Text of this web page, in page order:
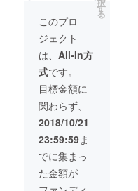
認をお
電話に
て確認
を行い
ます 3.
撮影日
当日 撮
影サー
ビスを
一日体
験しな
がら楽
しんで
くださ
い！ 4.
撮影
データ
お手数ですがエ
ミィに無料登録
後閲覧していけ
ます 6.お好きな
写真を選んでお
好きなだけお買
い求め頂けま
す！ 気に入った
写真を好きなだ
け！ 気に入って
写真を好きな大
きさで！ 沖縄か
ら北海道まで対
応します！ 撮影
は10月下旬より
順次行っていき
ます！ こちらの
を提供
しま
す。 も
ちろん
枚数は
無制限
です！
また、
撮影
データ
の著作
権譲渡
も可能
ですの
で、そ
次撮影を行って
いきます。 お急
ぎの方はご相談
ください 主なリ
ターン内容は以
下の通りです 商
品撮影、広告写
真撮影など会社
で必要な写真や
写真素材を提供
ん枚数は無制限
です！ また、撮
影データの著作
権譲渡も可能で
すので、その際
す
る
このプロ
ジェクト
は、 All-In方
式です。
目標金額に
関わらず、
2018/10/21
23:59:59ま
でに集まっ
た金額が